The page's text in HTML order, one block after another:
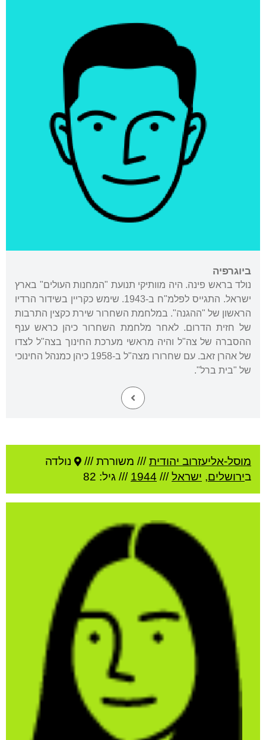
ביוגרפיה
נולד בראש פינה. היה מוותיקי תנועת "המחנות העולים" בארץ
ישראל. התגייס לפלמ"ח ב-1943. שימש כקריין בשידור הרדיו
הראשון של "ההגנה". במלחמת השחרור שירת כקצין התרבות
של חזית הדרום. לאחר מלחמת השחרור כיהן כראש ענף
ההסברה של צה"ל והיה מראשי מערכת החינוך בצה"ל לצדו
של אהרן זאב. עם שחרורו מצה"ל ב-1958 כיהן כמנהל החינוכי
של "בית ברל".
מוסל-אליעזרוב יהודית/// משוררת ///
נולדה
בירושלים, ישראל///
1944 /// גיל: 82